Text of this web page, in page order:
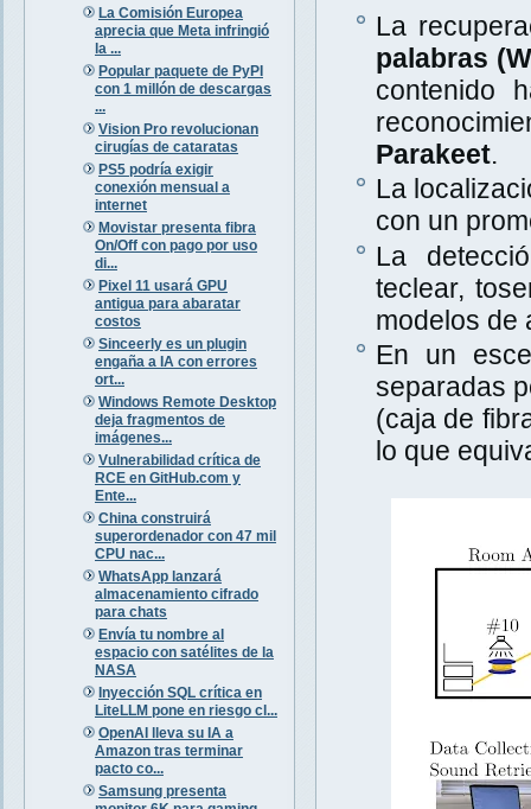
La Comisión Europea
aprecia que Meta infringió
la ...
Popular paquete de PyPI
con 1 millón de descargas
...
Vision Pro revolucionan
cirugías de cataratas
PS5 podría exigir
conexión mensual a
internet
Movistar presenta fibra
On/Off con pago por uso
di...
Pixel 11 usará GPU
antigua para abaratar
costos
Sinceerly es un plugin
engaña a IA con errores
ort...
Windows Remote Desktop
deja fragmentos de
imágenes...
Vulnerabilidad crítica de
RCE en GitHub.com y
Ente...
China construirá
superordenador con 47 mil
CPU nac...
WhatsApp lanzará
almacenamiento cifrado
para chats
Envía tu nombre al
espacio con satélites de la
NASA
Inyección SQL crítica en
LiteLLM pone en riesgo cl...
OpenAI lleva su IA a
Amazon tras terminar
pacto co...
Samsung presenta
La
palabras
contenido
Parakeet.
La
con un
La
teclear,
modelos de
En un
separadas
(caja de
lo que